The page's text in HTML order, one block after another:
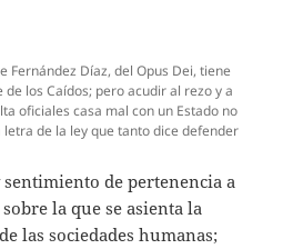
Fernández Díaz, del Opus Dei, tiene
los Caídos; pero acudir al rezo y a
oficiales casa mal con un Estado no
de la ley que tanto dice defender
de pertenencia a
la que se asienta la
las sociedades humanas;